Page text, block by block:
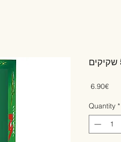
‏6.90 ‏€Price
Quantity *